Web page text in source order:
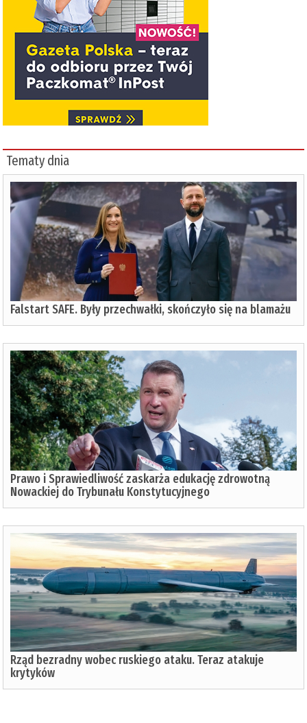
Tematy dnia
Falstart SAFE. Były przechwałki, skończyło się na blamażu
Prawo i Sprawiedliwość zaskarża edukację zdrowotną
Nowackiej do Trybunału Konstytucyjnego
Rząd bezradny wobec ruskiego ataku. Teraz atakuje
krytyków